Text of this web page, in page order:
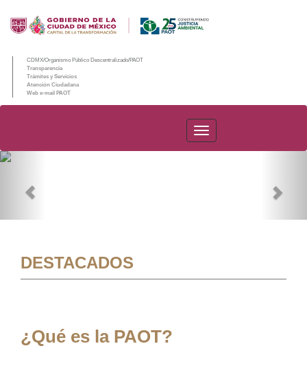
CDMX/Organismo Público Descentralizado/PAOT
Transparencia
Trámites y Servicios
Atención Ciudadana
Web e-mail PAOT
PAOT
DESTACADOS
¿Qué es la PAOT?